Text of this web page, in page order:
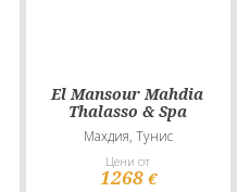
El Mansour Mahdia
Thalasso & Spa
Махдия, Тунис
Цени от
1268 €